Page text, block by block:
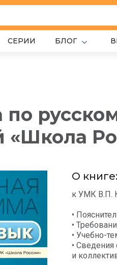
СЕРИИ БЛОГ
О книге:
к УМК В.П.
•
•
• Учебно-
•
и